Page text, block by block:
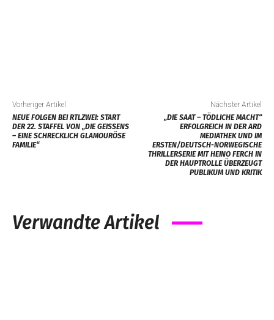
Vorheriger Artikel
NEUE FOLGEN BEI RTLZWEI: START
DER 22. STAFFEL VON „DIE GEISSENS
– EINE SCHRECKLICH GLAMOURÖSE
FAMILIE“
Nächster Artikel
„DIE SAAT – TÖDLICHE MACHT“
ERFOLGREICH IN DER ARD
MEDIATHEK UND IM
ERSTEN/DEUTSCH-NORWEGISCHE
THRILLERSERIE MIT HEINO FERCH IN
DER HAUPTROLLE ÜBERZEUGT
PUBLIKUM UND KRITIK
Verwandte Artikel